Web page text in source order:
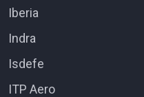
Iberia
Indra
Isdefe
ITP Aero